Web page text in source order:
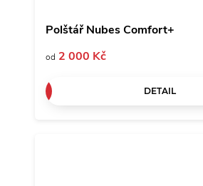
Polštář Nubes Comfort+
od 2 000 Kč
DETAIL